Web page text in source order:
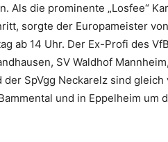
Als die prominente „Losfee“
sorgte der Europameister
ab 14 Uhr. Der Ex-Profi des
SV Waldhof
SpVgg Neckarelz sind
und in Eppelheim um